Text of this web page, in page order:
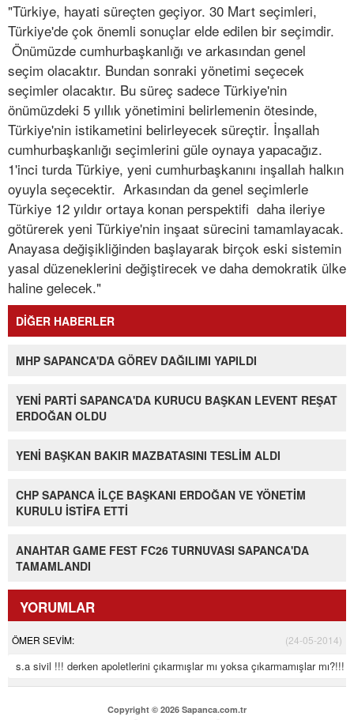
"Türkiye, hayati süreçten geçiyor. 30 Mart seçimleri,
Türkiye'de çok önemli sonuçlar elde edilen bir seçimdir.
Önümüzde cumhurbaşkanlığı ve arkasından genel
seçim olacaktır. Bundan sonraki yönetimi seçecek
seçimler olacaktır. Bu süreç sadece Türkiye'nin
önümüzdeki 5 yıllık yönetimini belirlemenin ötesinde,
Türkiye'nin istikametini belirleyecek süreçtir. İnşallah
cumhurbaşkanlığı seçimlerini güle oynaya yapacağız.
1'inci turda Türkiye, yeni cumhurbaşkanını inşallah halkın
oyuyla seçecektir. Arkasından da genel seçimlerle
Türkiye 12 yıldır ortaya konan perspektifi daha ileriye
götürerek yeni Türkiye'nin inşaat sürecini tamamlayacak.
Anayasa değişikliğinden başlayarak birçok eski sistemin
yasal düzeneklerini değiştirecek ve daha demokratik ülke
haline gelecek."
DİĞER HABERLER
MHP SAPANCA'DA GÖREV DAĞILIMI YAPILDI
YENİ PARTİ SAPANCA'DA KURUCU BAŞKAN LEVENT REŞAT
ERDOĞAN OLDU
YENİ BAŞKAN BAKIR MAZBATASINI TESLİM ALDI
CHP SAPANCA İLÇE BAŞKANI ERDOĞAN VE YÖNETİM
KURULU İSTİFA ETTİ
ANAHTAR GAME FEST FC26 TURNUVASI SAPANCA'DA
TAMAMLANDI
YORUMLAR
ÖMER SEVİM: (24-05-2014)
s.a sivil !!! derken apoletlerini çıkarmışlar mı yoksa çıkarmamışlar mı?!!!
Copyright © 2026 Sapanca.com.tr